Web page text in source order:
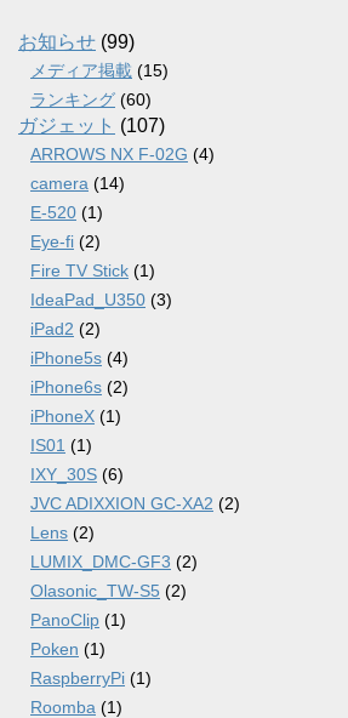
ブ
お知らせ (99)
メディア掲載 (15)
ランキング (60)
ガジェット (107)
ARROWS NX F-02G (4)
camera (14)
E-520 (1)
Eye-fi (2)
Fire TV Stick (1)
IdeaPad_U350 (3)
iPad2 (2)
iPhone5s (4)
iPhone6s (2)
iPhoneX (1)
IS01 (1)
IXY_30S (6)
JVC ADIXXION GC-XA2 (2)
Lens (2)
LUMIX_DMC-GF3 (2)
Olasonic_TW-S5 (2)
PanoClip (1)
Poken (1)
RaspberryPi (1)
Roomba (1)